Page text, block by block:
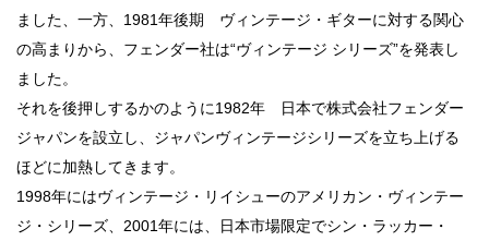
ました、一方、1981年後期 ヴィンテージ・ギターに対する関心
の高まりから、フェンダー社は“ヴィンテージ シリーズ”を発表し
ました。
それを後押しするかのように1982年 日本で株式会社フェンダー
ジャパンを設立し、ジャパンヴィンテージシリーズを立ち上げる
ほどに加熱してきます。
1998年にはヴィンテージ・リイシューのアメリカン・ヴィンテー
ジ・シリーズ、2001年には、日本市場限定でシン・ラッカー・